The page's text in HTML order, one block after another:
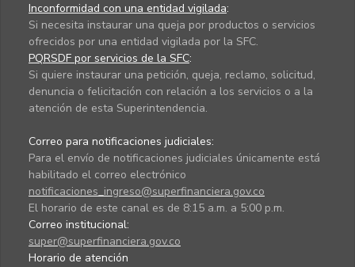
Inconformidad con una entidad vigilada:
Si necesita instaurar una queja por productos o servicios
ofrecidos por una entidad vigilada por la SFC.
PQRSDF por servicios de la SFC:
Si quiere instaurar una petición, queja, reclamo, solicitud,
denuncia o felicitación con relación a los servicios o a la
atención de esta Superintendencia.
Correo para notificaciones judiciales:
Para el envío de notificaciones judiciales únicamente está
habilitado el correo electrónico
notificaciones_ingreso@superfinanciera.gov.co
El horario de este canal es de 8:15 a.m. a 5:00 p.m.
Correo institucional:
super@superfinanciera.gov.co
Horario de atención